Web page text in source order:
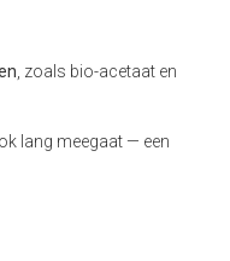
, zoals bio-acetaat en
lang meegaat — een